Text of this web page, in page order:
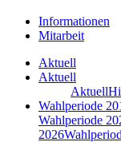
Informationen
Mitarbeit
Aktuell
Aktuell
Aktuell
Wahlperiode
Wahlperiode
2026